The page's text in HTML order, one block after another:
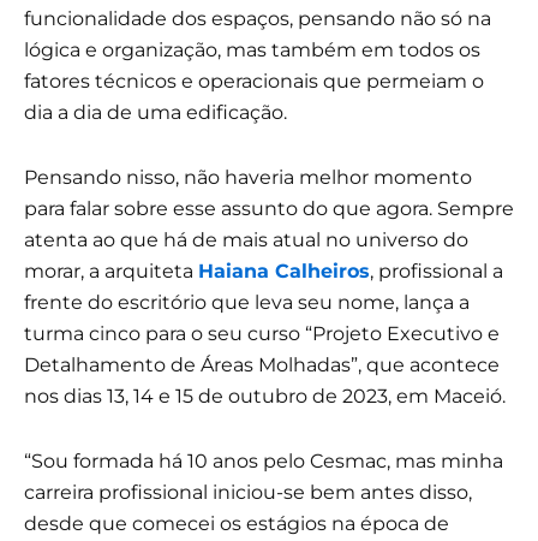
funcionalidade dos espaços, pensando não só na
lógica e organização, mas também em todos os
fatores técnicos e operacionais que permeiam o
dia a dia de uma edificação.
Pensando nisso, não haveria melhor momento
para falar sobre esse assunto do que agora. Sempre
atenta ao que há de mais atual no universo do
morar, a arquiteta Haiana Calheiros, profissional a
frente do escritório que leva seu nome, lança a
turma cinco para o seu curso “Projeto Executivo e
Detalhamento de Áreas Molhadas”, que acontece
nos dias 13, 14 e 15 de outubro de 2023, em Maceió.
“Sou formada há 10 anos pelo Cesmac, mas minha
carreira profissional iniciou-se bem antes disso,
desde que comecei os estágios na época de